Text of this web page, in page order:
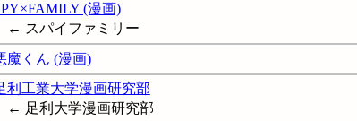
(漫画)
← スパイファミリー
魔くん (漫画)
利工業大学漫画研究部
← 足利大学漫画研究部